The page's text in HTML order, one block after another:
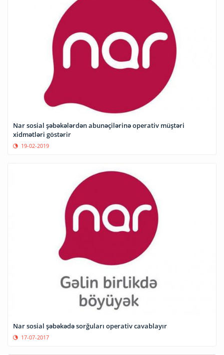
Nar sosial şəbəkələrdən abunəçilərinə operativ müştəri
xidmətləri göstərir
19-02-2019
Nar sosial şəbəkədə sorğuları operativ cavablayır
17-07-2017